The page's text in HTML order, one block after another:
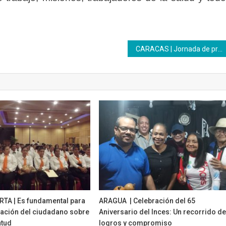
CARACAS | Jornada de proteínas y hortalizas beneficia a trabajadores
| Es fundamental para
del ciudadano sobre
ARAGUA | Celebración del 65
Aniversario del Inces: Un recorrido de
logros y compromiso